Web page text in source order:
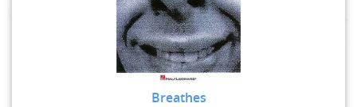
Breathes